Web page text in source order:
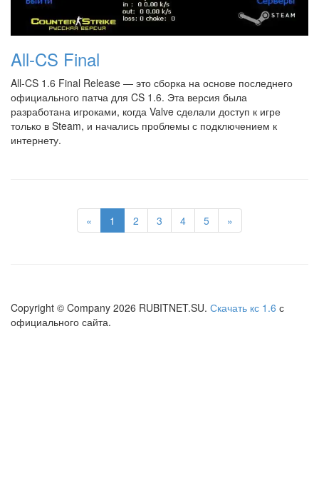
All-CS Final
All-CS 1.6 Final Release — это сборка на основе последнего
официального патча для CS 1.6. Эта версия была
разработана игроками, когда Valve сделали доступ к игре
только в Steam, и начались проблемы с подключением к
интернету.
« 1 2 3 4 5 »
Copyright © Company 2026 RUBITNET.SU. Скачать кс 1.6 с
официального сайта.